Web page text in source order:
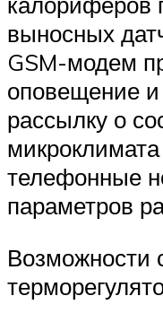
выносных
GSM-модем
оповещение
рассылку о
телефонные
параметров
Возможности